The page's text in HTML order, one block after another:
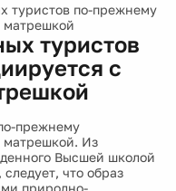
туристов по-прежнему
матрешкой
туристов
с
прежнему
матрешкой. Из
Высшей школой
что образ
природно-